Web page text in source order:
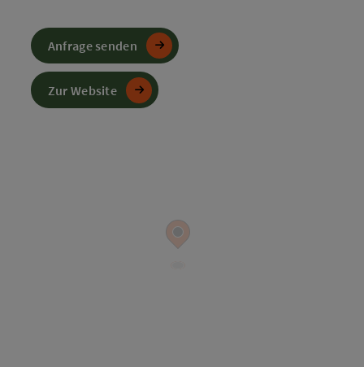
Anfrage senden
Zur Website